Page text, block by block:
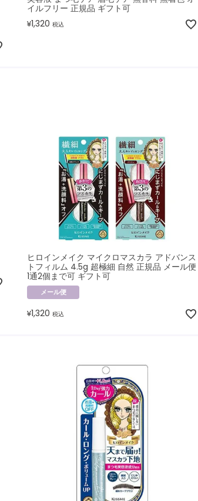
イルフリー 正規品 ギフト可
¥1,320 税込
ヒロインメイク マイクロマスカラ アドバンス
トフィルム 4.5g 超極細 自然 正規品 メール便
1通2個まで可 ギフト可
メール便
¥1,320 税込